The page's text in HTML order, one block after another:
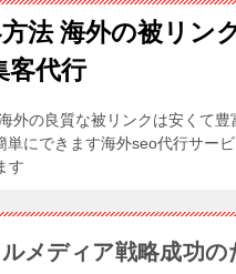
法 海外の被リン
客代行
外の良質な被リンクは安くて豊
単にできます海外seo代行サー
す
メディア戦略成功の